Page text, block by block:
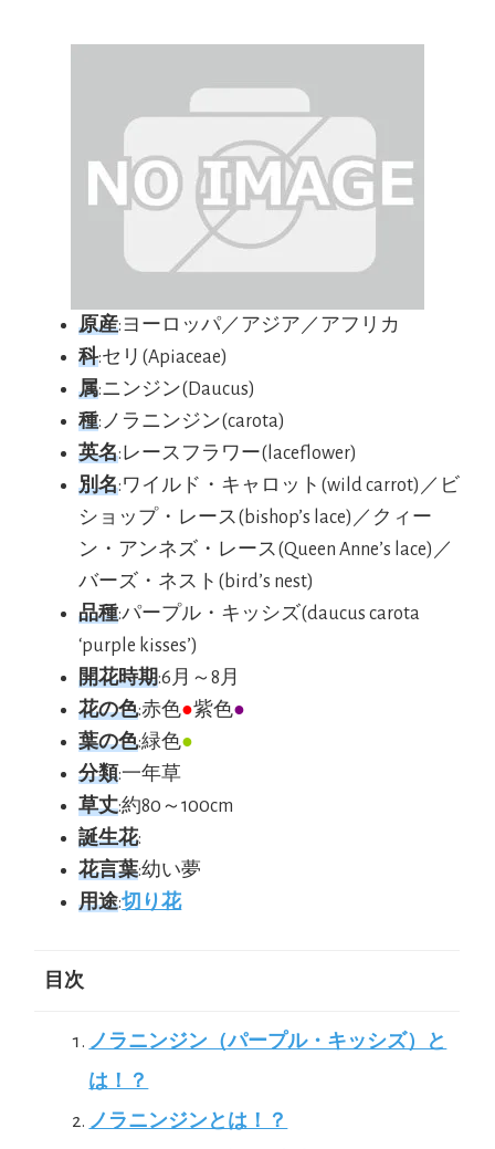
原産:ヨーロッパ／アジア／アフリカ
科:セリ(Apiaceae)
属:ニンジン(Daucus)
種:ノラニンジン(carota)
英名:レースフラワー(laceflower)
別名:ワイルド・キャロット(wild carrot)／ビ
ショップ・レース(bishop’s lace)／クィー
ン・アンネズ・レース(Queen Anne’s lace)／
バーズ・ネスト(bird’s nest)
品種:パープル・キッシズ(daucus carota
‘purple kisses’)
開花時期:6月～8月
花の色:赤色●紫色●
葉の色:緑色●
分類:一年草
草丈:約80～100cm
誕生花:
花言葉:幼い夢
用途:切り花
目次
ノラニンジン（パープル・キッシズ）と
は！？
ノラニンジンとは！？